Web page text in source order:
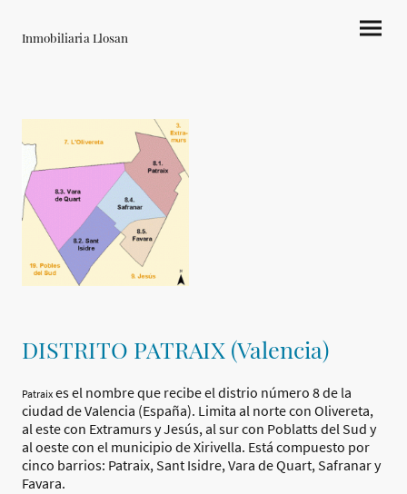
Inmobiliaria Llosan
DISTRITO PATRAIX (Valencia)
Patraix es el nombre que recibe el distrio número 8 de la
ciudad de Valencia (España). Limita al norte con Olivereta,
al este con Extramurs y Jesús, al sur con Poblatts del Sud y
al oeste con el municipio de Xirivella. Está compuesto por
cinco barrios: Patraix, Sant Isidre, Vara de Quart, Safranar y
Favara.